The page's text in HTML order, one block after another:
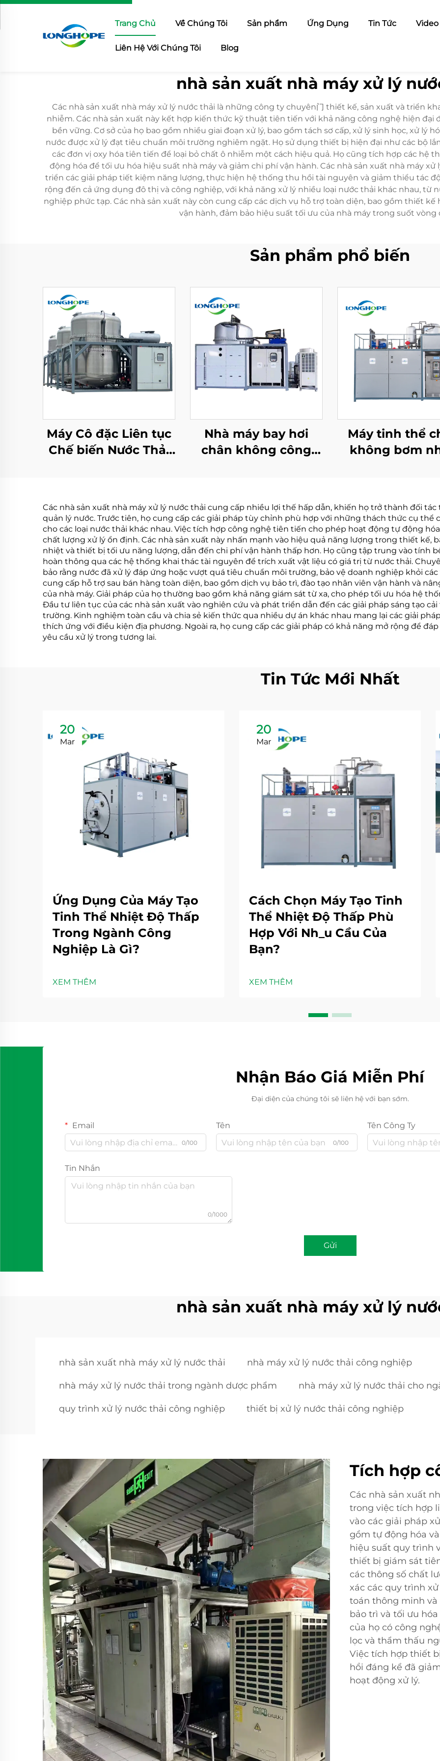
Trang Chủ Về Chúng Tôi Sản phẩm Ứng Dụng Tin Tức Video
Liên Hệ Với Chúng Tôi Blog
nhà sản xuất nhà máy xử lý
Các nhà sản xuất nhà máy xử lý nước thải là những công ty chuyên门 thiết kế, sản xuất và triển
nhiễm. Các nhà sản xuất này kết hợp kiến thức kỹ thuật tiên tiến với khả năng công nghệ hiện đại
bền vững. Cơ sở của họ bao gồm nhiều giai đoạn xử lý, bao gồm tách sơ cấp, xử lý sinh học, xử lý
nước được xử lý đạt tiêu chuẩn môi trường nghiêm ngặt. Họ sử dụng thiết bị hiện đại như các bộ
các đơn vị oxy hóa tiên tiến để loại bỏ chất ô nhiễm một cách hiệu quả. Họ cũng tích hợp các hệ
động hóa để tối ưu hóa hiệu suất nhà máy và giảm chi phí vận hành. Các nhà sản xuất nhà máy
triển các giải pháp tiết kiệm năng lượng, thực hiện hệ thống thu hồi tài nguyên và giảm thiểu tác
rộng đến cả ứng dụng đô thị và công nghiệp, với khả năng xử lý nhiều loại nước thải khác nhau, từ
nghiệp phức tạp. Các nhà sản xuất này còn cung cấp các dịch vụ hỗ trợ toàn diện, bao gồm thiết kế
vận hành, đảm bảo hiệu suất tối ưu của nhà máy trong suốt vòng
Sản phẩm phổ biến
Máy Cô đặc Liên tục
Chế biến Nước Thải
Nhà máy bay hơi
chân không công
hồi dung môi
Máy tinh thể
không bơm
xuất tại Trung
Các nhà sản xuất nhà máy xử lý nước thải cung cấp nhiều lợi thế hấp dẫn, khiến họ trở thành đối
quản lý nước. Trước tiên, họ cung cấp các giải pháp tùy chỉnh phù hợp với những thách thức cụ thể
cho các loại nước thải khác nhau. Việc tích hợp công nghệ tiên tiến cho phép hoạt động tự động
chất lượng xử lý ổn định. Các nhà sản xuất này nhấn mạnh vào hiệu quả năng lượng trong thiết kế,
nhiệt và thiết bị tối ưu năng lượng, dẫn đến chi phí vận hành thấp hơn. Họ cũng tập trung vào tính
hoàn thông qua các hệ thống khai thác tài nguyên để trích xuất vật liệu có giá trị từ nước thải.
bảo rằng nước đã xử lý đáp ứng hoặc vượt quá tiêu chuẩn môi trường, bảo vệ doanh nghiệp khỏi
cung cấp hỗ trợ sau bán hàng toàn diện, bao gồm dịch vụ bảo trì, đào tạo nhân viên vận hành và
của nhà máy. Giải pháp của họ thường bao gồm khả năng giám sát từ xa, cho phép tối ưu hóa hệ
Đầu tư liên tục của các nhà sản xuất vào nghiên cứu và phát triển dẫn đến các giải pháp sáng tạo
trường. Kinh nghiệm toàn cầu và chia sẻ kiến thức qua nhiều dự án khác nhau mang lại các giải
thích ứng với điều kiện địa phương. Ngoài ra, họ cung cấp các giải pháp có khả năng mở rộng để
yêu cầu xử lý trong tương lai.
Tin Tức Mới Nhất
20
Mar
Ứng Dụng Của Máy Tạo
Tinh Thể Nhiệt Độ Thấp
Trong Ngành Công
Nghiệp Là Gì?
XEM THÊM
20
Mar
Cách Chọn Máy Tạo Tinh
Thể Nhiệt Độ Thấp Phù
Hợp Với Nh_u Cầu Của
Bạn?
XEM THÊM
Nhận Báo Giá Miễn Phí
Đại diện của chúng tôi sẽ liên hệ với bạn sớm.
Email
0/100
Tên
0/100
Tên Công Ty
Tin Nhắn
0/1000
Gửi
nhà sản xuất nhà máy xử lý
nhà sản xuất nhà máy xử lý nước thải nhà máy xử lý nước thải công nghiệp
nhà máy xử lý nước thải trong ngành dược phẩm nhà máy xử lý nước thải cho
quy trình xử lý nước thải công nghiệp thiết bị xử lý nước thải công nghiệp
Tích hợp
Các nhà sản xuất
trong việc tích hợp
vào các giải pháp
gồm tự động hóa
hiệu suất quy trình
thiết bị giám sát
các thông số chất
xác các quy trình
toán thông minh
bảo trì và tối ưu
của họ có công
lọc và thẩm thấu
Việc tích hợp thiết
hồi đáng kể đã
hoạt động xử lý.